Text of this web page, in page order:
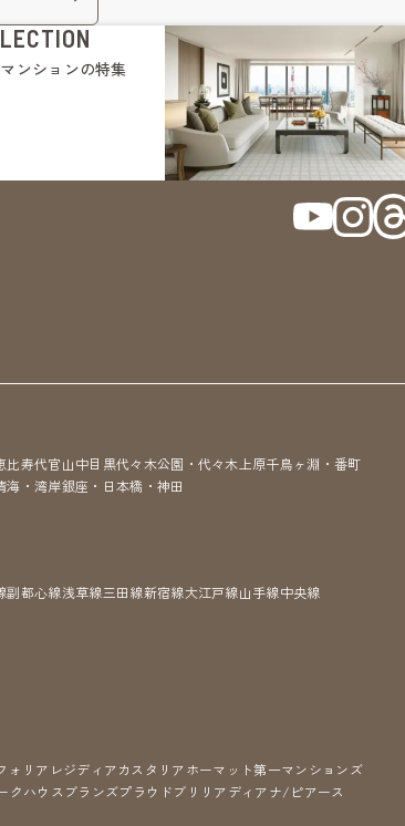
ンションの特集
比寿代官山中目黒代々木公園・代々木上原千鳥ヶ淵・番町
海・湾岸銀座・日本橋・神田
副都心線浅草線三田線新宿線大江戸線山手線中央線
ォリア レジディア カスタリア ホーマット第一マンションズ
クハウス ブランズプラウドブリリア ディアナ/ピアース